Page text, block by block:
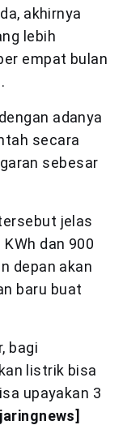
akhirnya
lebih
empat bulan
adanya
secara
sebesar
jelas
dan 900
depan akan
baru buat
bagi
listrik bisa
upayakan 3